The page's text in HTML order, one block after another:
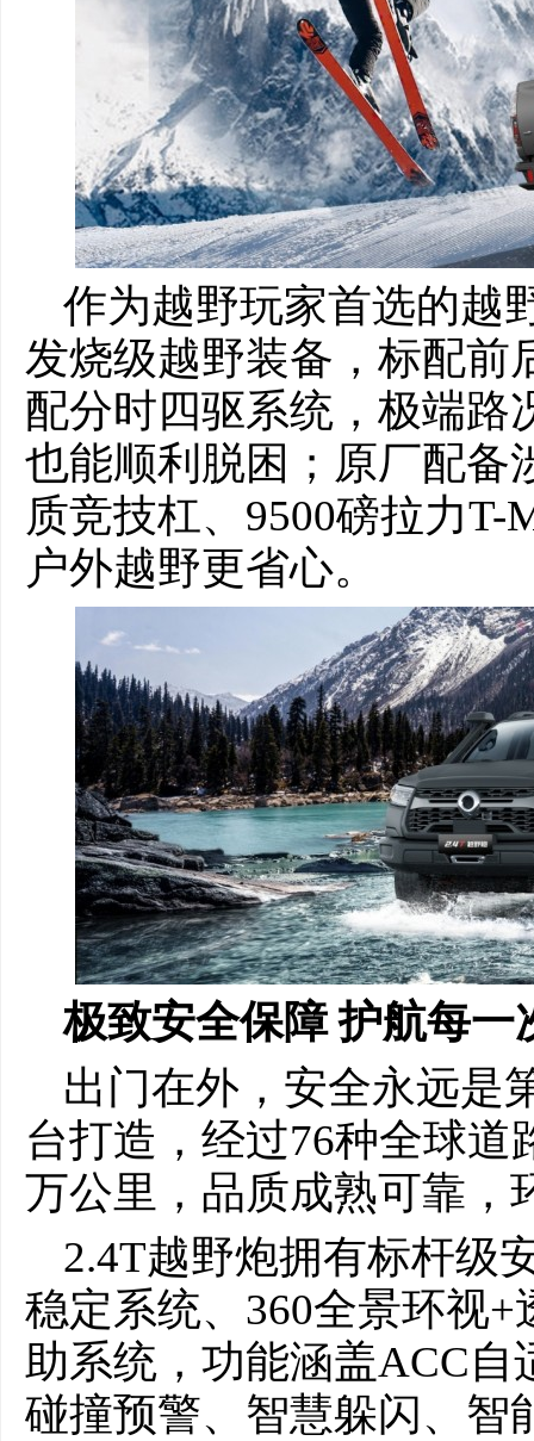
作为越野玩家首选的越
发烧级越野装备，标配前
配分时四驱系统，极端路
也能顺利脱困；原厂配备
质竞技杠、9500磅拉力
户外越野更省心。
极致安全保障 护航每一
出门在外，安全永远是
台打造，经过76种全球道
万公里，品质成熟可靠，
2.4T越野炮拥有标杆级
稳定系统、360全景环视
助系统，功能涵盖ACC
碰撞预警、智慧躲闪、智